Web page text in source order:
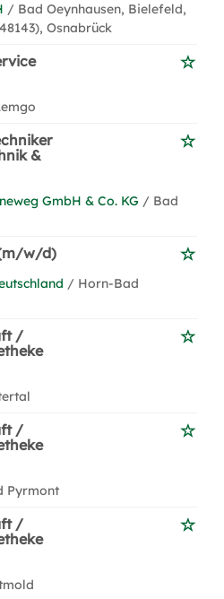
/ Bad Oeynhausen, Bielefeld,
Osnabrück
&
GmbH & Co. KG / Bad
w/d)
/ Horn-Bad
/
/
Pyrmont
/